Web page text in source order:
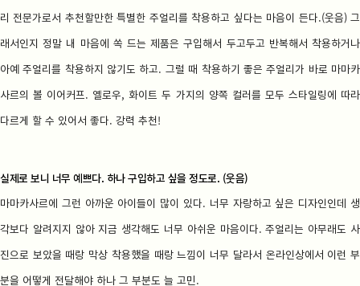
리 전문가로서 추천할만한 특별한 주얼리를 착용하고 싶다는 마음이 든다.(웃음) 그
래서인지 정말 내 마음에 쏙 드는 제품은 구입해서 두고두고 반복해서 착용하거나
아예 주얼리를 착용하지 않기도 하고. 그럴 때 착용하기 좋은 주얼리가 바로 마마카
사르의 볼 이어커프. 옐로우, 화이트 두 가지의 양쪽 컬러를 모두 스타일링에 따라
다르게 할 수 있어서 좋다. 강력 추천!
실제로 보니 너무 예쁘다. 하나 구입하고 싶을 정도로. (웃음)
마마카사르에 그런 아까운 아이들이 많이 있다. 너무 자랑하고 싶은 디자인인데 생
각보다 알려지지 않아 지금 생각해도 너무 아쉬운 마음이다. 주얼리는 아무래도 사
진으로 보았을 때랑 막상 착용했을 때랑 느낌이 너무 달라서 온라인상에서 이런 부
분을 어떻게 전달해야 하나 그 부분도 늘 고민.